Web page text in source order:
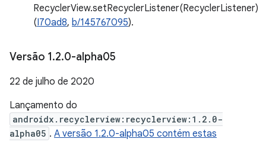
RecyclerView.setRecyclerListener(RecyclerListener)
(I70ad8, b/145767095).
Versão 1.2.0-alpha05
22 de julho de 2020
Lançamento do
androidx.recyclerview:recyclerview:1.2.0-
alpha05 . A versão 1.2.0-alpha05 contém estas